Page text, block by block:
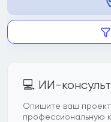
💻 ИИ-
Опишите ваш проект
профессиональную